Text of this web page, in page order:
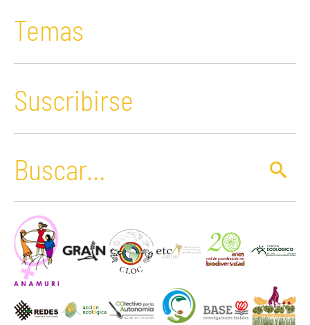
Temas
Suscribirse